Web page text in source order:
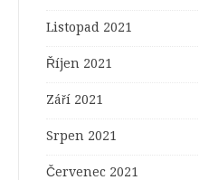
Listopad 2021
Říjen 2021
Září 2021
Srpen 2021
Červenec 2021